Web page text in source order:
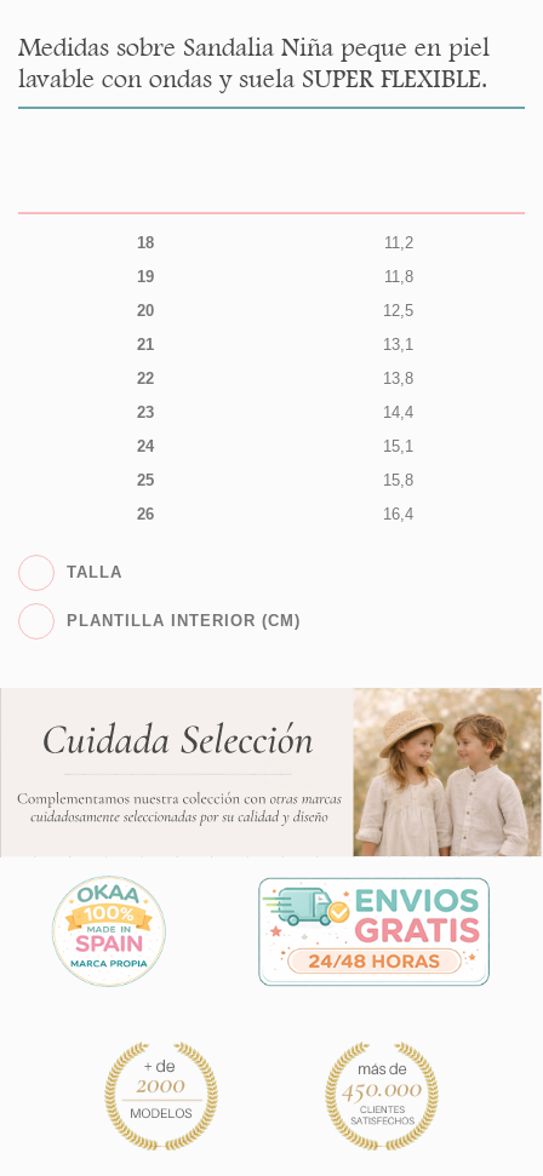
Medidas sobre Sandalia Niña peque en piel
lavable con ondas y suela SUPER FLEXIBLE.
18
11,2
19
11,8
20
12,5
21
13,1
22
13,8
23
14,4
24
15,1
25
15,8
26
16,4
TALLA
PLANTILLA INTERIOR (CM)